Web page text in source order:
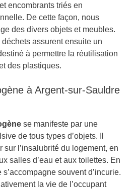
encombrants triés en
De cette façon, nous
des divers objets et meubles.
assurent ensuite un
à permettre la réutilisation
des plastiques.
à Argent-sur-Sauldre
se manifeste par une
de tous types d’objets. Il
sur l’insalubrité du logement, en
salles d’eau et aux toilettes. En
souvent d’incurie.
la vie de l’occupant